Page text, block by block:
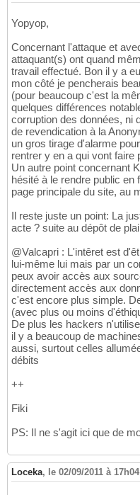
Yopyop,
Concernant l'attaque et
attaquant(s) ont quand
travail effectué. Bon il y a
mon côté je pencherais
(pour beaucoup c'est la
quelques différences
corruption des données, ni
de revendication à la
un gros tirage d'alarme
rentrer y en a qui vont faire
Un autre point concernant
hésité à le rendre public
page principale du site, au
Il reste juste un point: La
acte ? suite au dépôt de
@Valcapri : L'intêret est
lui-même lui mais par un
peux avoir accès aux
directement accès aux
c'est encore plus simple.
(avec plus ou moins
De plus les hackers
il y a beaucoup de
aussi, surtout celles
débits
++
Fiki
PS: Il ne s'agit ici que de
Loceka, le 02/09/2011 à 17h04